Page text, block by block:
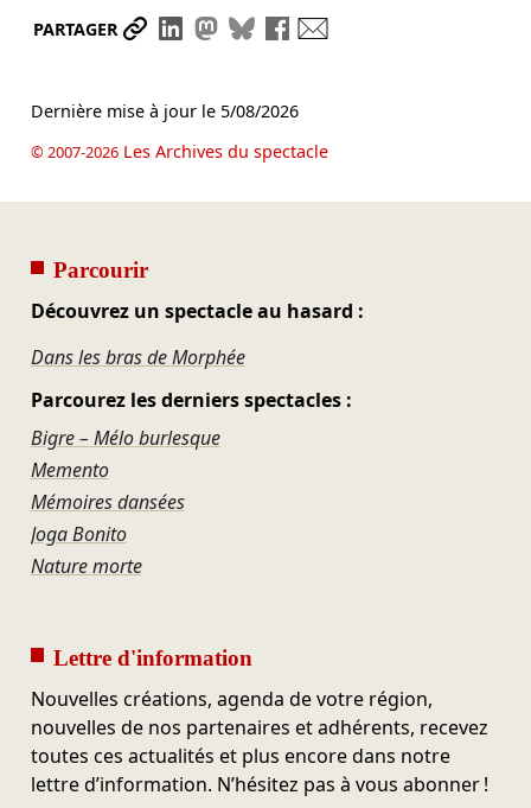
PARTAGER Partager le lien
Partager sur LinkedIn
Partager sur Mastodon
Partager sur Bluesky
Partager sur Facebook
Dernière mise à jour le 5/08/2026
© 2007-2026Les Archives du spectacle
Parcourir
Découvrez un spectacle au hasard :
Dans les bras de Morphée
Parcourez les derniers spectacles :
Bigre – Mélo burlesque
Memento
Mémoires dansées
Joga Bonito
Nature morte
Lettre d'information
Nouvelles créations, agenda de votre région,
nouvelles de nos partenaires et adhérents, recevez
toutes ces actualités et plus encore dans notre
lettre d’information. N’hésitez pas à vous abonner !